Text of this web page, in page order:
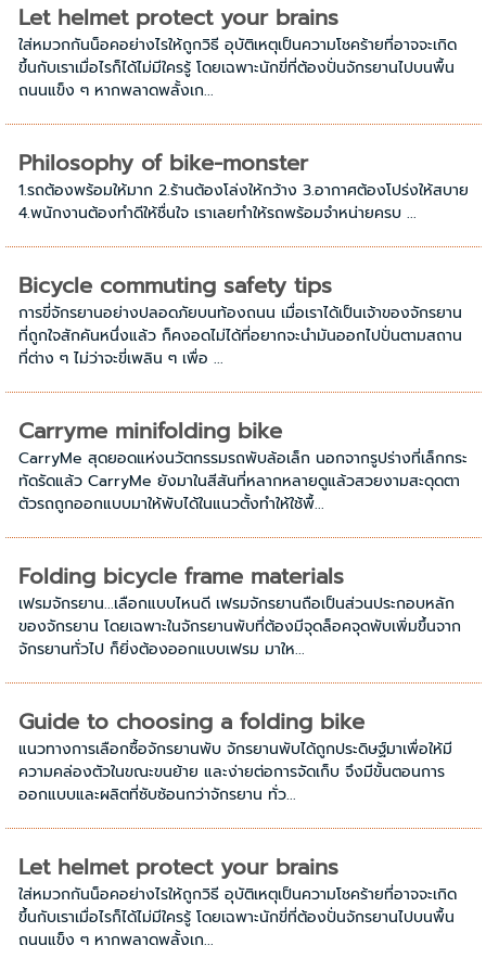
Let helmet protect your brains
ใส่หมวกกันน็อคอย่างไรให้ถูกวิธี อุบัติเหตุเป็นความโชคร้ายที่อาจจะเกิด
ขึ้นกับเราเมื่อไรก็ได้ไม่มีใครรู้ โดยเฉพาะนักขี่ที่ต้องปั่นจักรยานไปบนพื้น
ถนนแข็ง ๆ หากพลาดพลั้งเก...
Philosophy of bike-monster
1.รถต้องพร้อมให้มาก 2.ร้านต้องโล่งให้กว้าง 3.อากาศต้องโปร่งให้สบาย
4.พนักงานต้องทำดีให้ชื่นใจ เราเลยทำให้รถพร้อมจำหน่ายครบ ...
Bicycle commuting safety tips
การขี่จักรยานอย่างปลอดภัยบนท้องถนน เมื่อเราได้เป็นเจ้าของจักรยาน
ที่ถูกใจสักคันหนึ่งแล้ว ก็คงอดไม่ได้ที่อยากจะนำมันออกไปปั่นตามสถาน
ที่ต่าง ๆ ไม่ว่าจะขี่เพลิน ๆ เพื่อ ...
Carryme minifolding bike
CarryMe สุดยอดแห่งนวัตกรรมรถพับล้อเล็ก นอกจากรูปร่างที่เล็กกระ
ทัดรัดแล้ว CarryMe ยังมาในสีสันที่หลากหลายดูแล้วสวยงามสะดุดตา
ตัวรถถูกออกแบบมาให้พับได้ในแนวตั้งทำให้ใช้พื้...
Folding bicycle frame materials
เฟรมจักรยาน...เลือกแบบไหนดี เฟรมจักรยานถือเป็นส่วนประกอบหลัก
ของจักรยาน โดยเฉพาะในจักรยานพับที่ต้องมีจุดล็อคจุดพับเพิ่มขึ้นจาก
จักรยานทั่วไป ก็ยิ่งต้องออกแบบเฟรม มาให...
Guide to choosing a folding bike
แนวทางการเลือกซื้อจักรยานพับ จักรยานพับได้ถูกประดิษฐ์มาเพื่อให้มี
ความคล่องตัวในขณะขนย้าย และง่ายต่อการจัดเก็บ จึงมีขั้นตอนการ
ออกแบบและผลิตที่ซับซ้อนกว่าจักรยาน ทั่ว...
Let helmet protect your brains
ใส่หมวกกันน็อคอย่างไรให้ถูกวิธี อุบัติเหตุเป็นความโชคร้ายที่อาจจะเกิด
ขึ้นกับเราเมื่อไรก็ได้ไม่มีใครรู้ โดยเฉพาะนักขี่ที่ต้องปั่นจักรยานไปบนพื้น
ถนนแข็ง ๆ หากพลาดพลั้งเก...